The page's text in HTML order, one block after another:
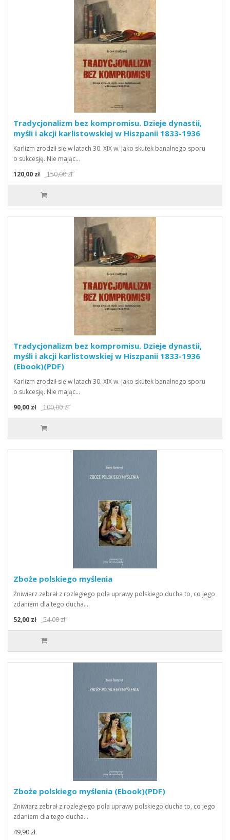
Tradycjonalizm bez kompromisu. Dzieje dynastii,
myśli i akcji karlistowskiej w Hiszpanii 1833-1936
Karlizm zrodził się w latach 30. XIX w. jako skutek banalnego sporu
o sukcesję. Nie mając…
120,00 zł
150,00 zł
Tradycjonalizm bez kompromisu. Dzieje dynastii,
myśli i akcji karlistowskiej w Hiszpanii 1833-1936
(Ebook)(PDF)
Karlizm zrodził się w latach 30. XIX w. jako skutek banalnego sporu
o sukcesję. Nie mając…
90,00 zł
100,00 zł
Zboże polskiego myślenia
Żniwiarz zebrał z rozległego pola uprawy polskiego ducha to, co jego
zdaniem dla tego ducha…
52,00 zł
54,00 zł
Zboże polskiego myślenia (Ebook)(PDF)
Żniwiarz zebrał z rozległego pola uprawy polskiego ducha to, co jego
zdaniem dla tego ducha…
49,90 zł